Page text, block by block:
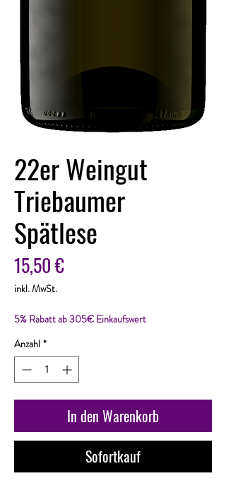
22er Weingut
Triebaumer
Spätlese
15,50 €Preis
inkl. MwSt.
5% Rabatt ab 305€ Einkaufswert
Anzahl *
In den Warenkorb
Sofortkauf